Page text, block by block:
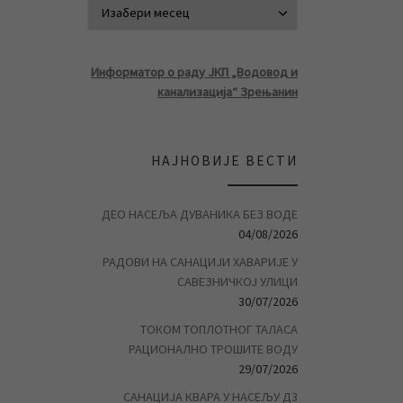
Информатор о раду ЈКП „Водовод и
канализација“ Зрењанин
НАЈНОВИЈЕ ВЕСТИ
ДЕО НАСЕЉА ДУВАНИКА БЕЗ ВОДЕ
04/08/2026
РАДОВИ НА САНАЦИЈИ ХАВАРИЈЕ У
САВЕЗНИЧКОЈ УЛИЦИ
30/07/2026
ТОКОМ ТОПЛОТНОГ ТАЛАСА
РАЦИОНАЛНО ТРОШИТЕ ВОДУ
29/07/2026
САНАЦИЈА КВАРА У НАСЕЉУ Д3